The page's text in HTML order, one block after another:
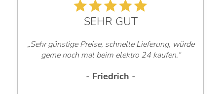
SEHR GUT
„Sehr günstige Preise, schnelle Lieferung, würde
gerne noch mal beim elektro 24 kaufen.“
- Friedrich -